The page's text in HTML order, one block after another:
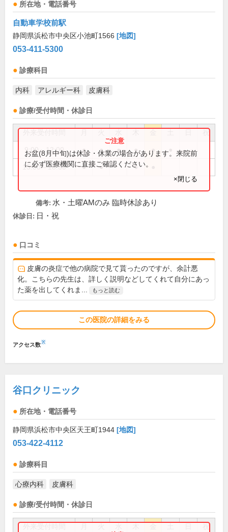
所在地・電話番号
自動車学校前駅
静岡県浜松市中央区小池町1566 [地図]
053-411-5300
診療科目
内科 アレルギー科 皮膚科
診療/受付時間・休診日
祝
9:00～12:00 ● ● ● ● ●
15:00～18:30 ● ● ●
お盆(8月中旬)は休診・休業の場合があります。来院前
に必ず医療機関に直接ご確認ください。
×閉じる
備考: 水・土曜AMのみ 臨時休診あり
休診日: 日・祝
口コミ
皮膚の炎症で他の病院で見て貰ったのですが、余計悪
化。こちらの先生は、詳しく説明などしてくれて自分にあっ
た薬を出してくれま...
もっと読む
この医院の詳細をみる
アクセス数※
谷口クリニック
所在地・電話番号
静岡県浜松市中央区天王町1944 [地図]
053-422-4112
診療科目
心療内科 皮膚科
診療/受付時間・休診日
祝